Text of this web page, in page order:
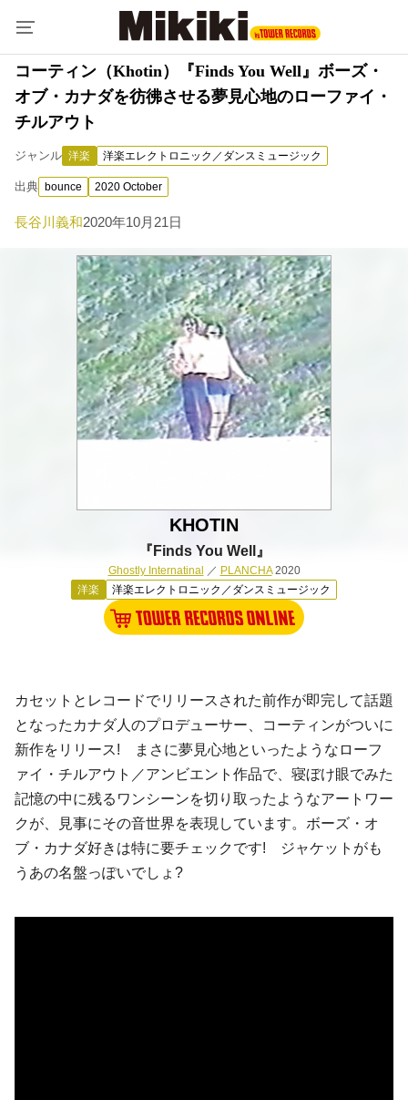
コーティン（Khotin）『Finds You Well』ボーズ・
オブ・カナダを彷彿させる夢見心地のローファイ・
チルアウト
ジャンル 洋楽 洋楽エレクトロニック／ダンスミュージック
出典 bounce 2020 October
長谷川義和2020年10月21日
KHOTIN
『Finds You Well』
Ghostly Internatinal ／ PLANCHA2020
洋楽
洋楽エレクトロニック／ダンスミュージック
カセットとレコードでリリースされた前作が即完して話題
となったカナダ人のプロデューサー、コーティンがついに
新作をリリース! まさに夢見心地といったようなローフ
ァイ・チルアウト／アンビエント作品で、寝ぼけ眼でみた
記憶の中に残るワンシーンを切り取ったようなアートワー
クが、見事にその音世界を表現しています。ボーズ・オ
ブ・カナダ好きは特に要チェックです! ジャケットがも
うあの名盤っぽいでしょ?